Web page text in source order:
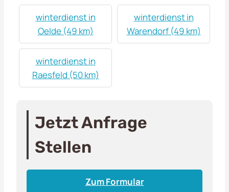
winterdienst in
Oelde (49 km)
winterdienst in
Warendorf (49 km)
winterdienst in
Raesfeld (50 km)
Jetzt Anfrage
Stellen
Zum Formular